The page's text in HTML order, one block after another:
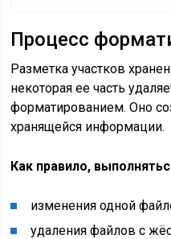
Процесс
Разметка участков
некоторая ее часть
форматированием. Оно
хранящейся информации.
Как правило,
изменения одной
удаления файлов с